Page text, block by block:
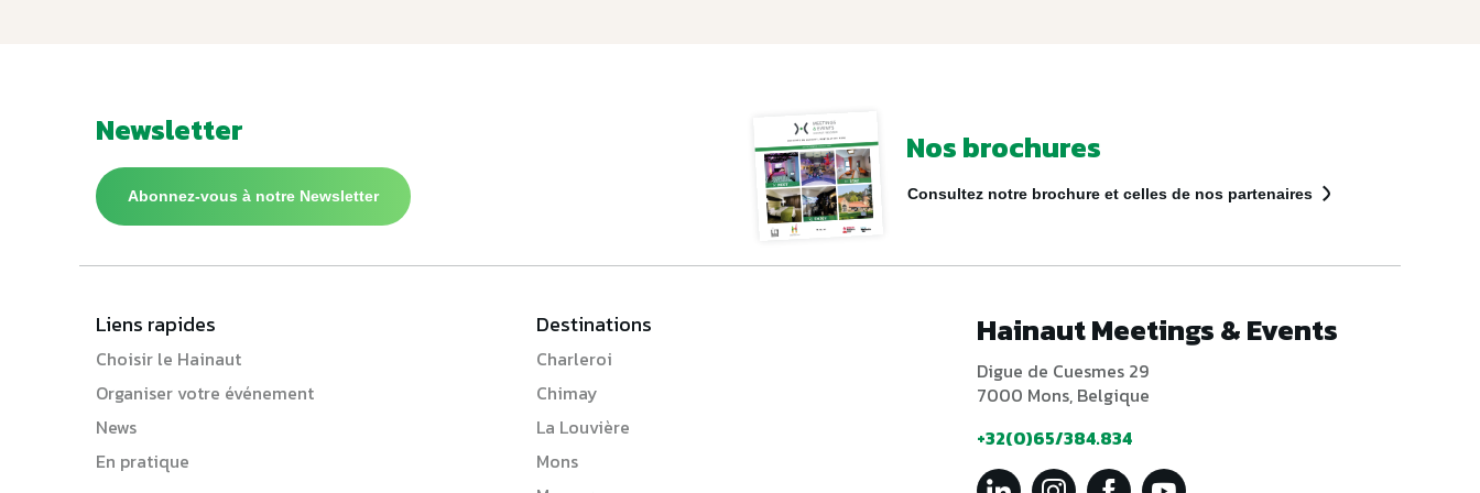
Newsletter
Abonnez-vous à notre Newsletter
Nos brochures
Consultez notre brochure et celles de nos partenaires
Liens rapides
Choisir le Hainaut
Organiser votre événement
News
En pratique
Destinations
Charleroi
Chimay
La Louvière
Mons
Hainaut Meetings & Events
Digue de Cuesmes 29
7000 Mons, Belgique
+32(0)65/384.834